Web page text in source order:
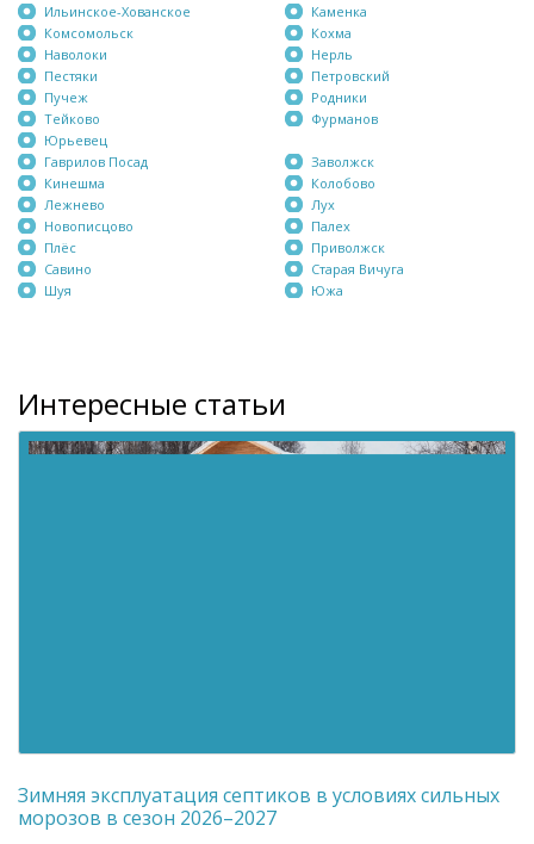
Ильинское-Хованское
Комсомольск
Наволоки
Пестяки
Пучеж
Тейково
Юрьевец
Каменка
Кохма
Нерль
Петровский
Родники
Фурманов
Гаврилов Посад
Кинешма
Лежнево
Новописцово
Плёс
Савино
Шуя
Заволжск
Колобово
Лух
Палех
Приволжск
Старая Вичуга
Южа
Интересные статьи
Зимняя эксплуатация септиков в условиях сильных
морозов в сезон 2026–2027